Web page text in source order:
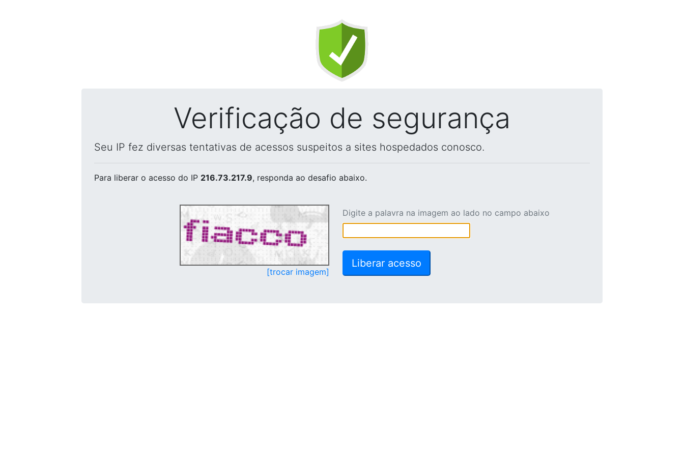
Verificação de segurança
Seu IP fez diversas tentativas de acessos suspeitos a sites hospedados conosco.
Para liberar o acesso do IP 216.73.217.9, responda ao desafio abaixo.
[trocar imagem]
Digite a palavra na imagem ao lado no campo abaixo